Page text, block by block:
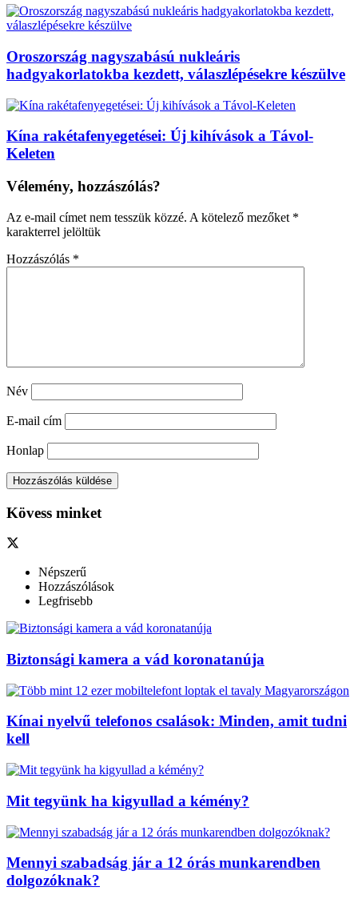
Oroszország nagyszabású nukleáris
hadgyakorlatokba kezdett, válaszlépésekre készülve
Kína rakétafenyegetései: Új kihívások a Távol-
Keleten
Vélemény, hozzászólás?
Az e-mail címet nem tesszük közzé. A kötelező mezőket *
karakterrel jelöltük
Hozzászólás *
Név
E-mail cím
Honlap
Kövess minket
Népszerű
Hozzászólások
Legfrisebb
Biztonsági kamera a vád koronatanúja
Kínai nyelvű telefonos csalások: Minden, amit tudni
kell
Mit tegyünk ha kigyullad a kémény?
Mennyi szabadság jár a 12 órás munkarendben
dolgozóknak?